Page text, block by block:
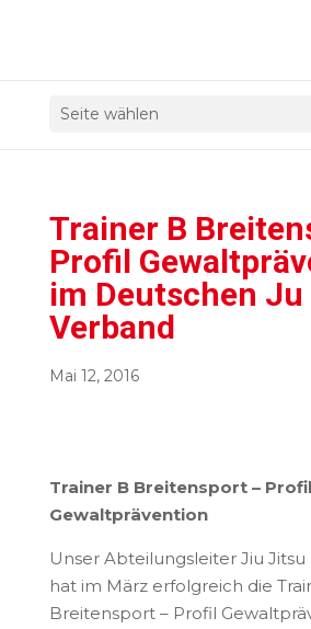
Seite wählen
Trainer B
Profil
im Deutschen
Verband
Mai 12, 2016
Trainer B Breitensport – Profil
Gewaltprävention
Unser Abteilungsleiter Jiu
hat im März erfolgreich die
Breitensport – Profil